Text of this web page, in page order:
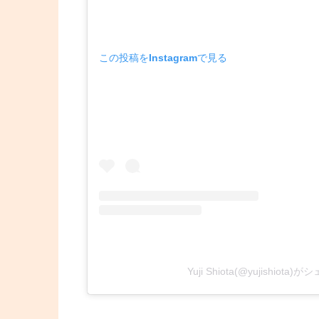
この投稿をInstagramで見る
Yuji Shiota(@yujishiota)がシ